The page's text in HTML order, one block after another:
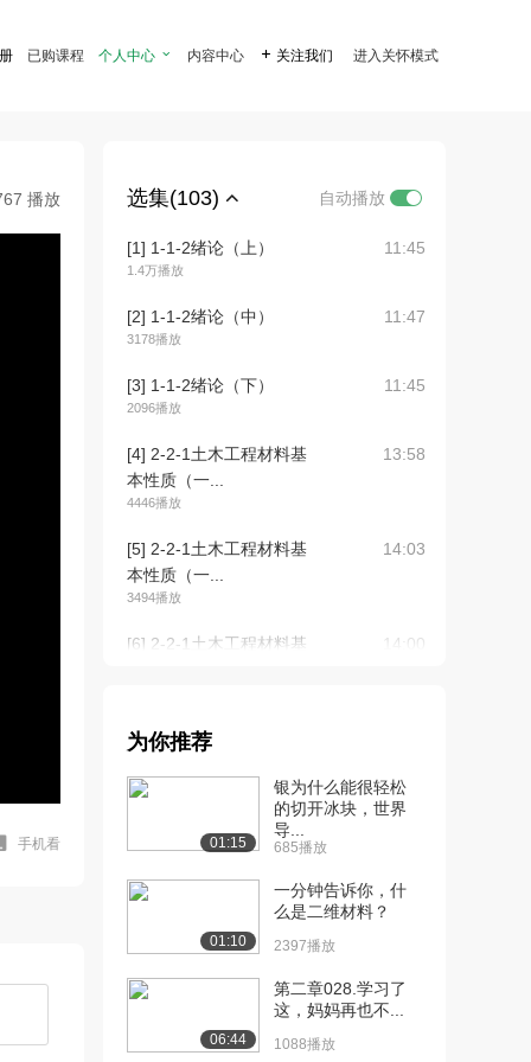
已购课程 个人中心  内容中心  关注我们 进入关怀模式
播放
手机看
选集(103) 自动播放
[1] 1-1-2绪论（上）
1.4万播放
11:45
[2] 1-1-2绪论（中）
3178播放
11:47
[3] 1-1-2绪论（下）
2096播放
11:45
[4] 2-2-1土木工程材料基
本性质（一...
4446播放
13:58
[5] 2-2-1土木工程材料基
本性质（一...
3494播放
14:03
[6] 2-2-1土木工程材料基
14:00
[7] 3-2-2土木工程材料基
2545播放
[8] 3-2-2土木工程材料基
1620播放
[9] 3-2-2土木工程材料基
本性质（二...
1670播放
[10] 4-3-2石材（上）
为你推荐
01:15
银为什么能很轻松
的切开冰块，世界
导...
685播放
01:10
一分钟告诉你，什
么是二维材料？
2397播放
06:44
第二章028.学习了
这，妈妈再也不...
1088播放